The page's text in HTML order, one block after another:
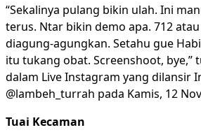
“Sekalinya pulang bikin ulah. Ini
terus. Ntar bikin demo apa. 712
diagung-agungkan. Setahu gue
itu tukang obat. Screenshoot, bye,”
dalam Live Instagram yang dilansir
@lambeh_turrah pada Kamis, 12
Tuai Kecaman